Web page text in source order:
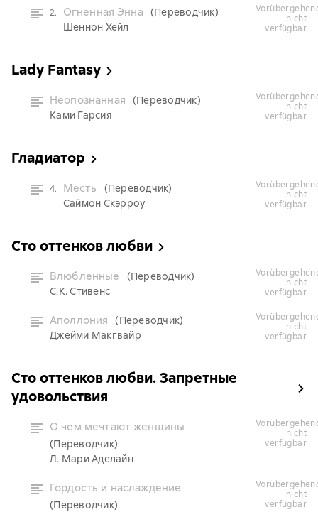
2. Огненная Энна
(Переводчик)
Шеннон Хейл
vorübergehend
nicht
verfügbar
Lady Fantasy
Неопознанная
(Переводчик)
Ками Гарсия
vorübergehend
nicht
verfügbar
Гладиатор
4. Месть
(Переводчик)
Саймон Скэрроу
vorübergehend
nicht
verfügbar
Сто оттенков любви
Влюбленные
(Переводчик)
С.К. Стивенс
vorübergehend
nicht
verfügbar
Аполлония
(Переводчик)
Джейми Макгвайр
vorübergehend
nicht
verfügbar
Сто оттенков любви. Запретные
удовольствия
О чем мечтают женщины
(Переводчик)
Л. Мари Аделайн
vorübergehend
nicht
verfügbar
Гордость и наслаждение
(Переводчик)
vorübergehend
nicht
verfügbar